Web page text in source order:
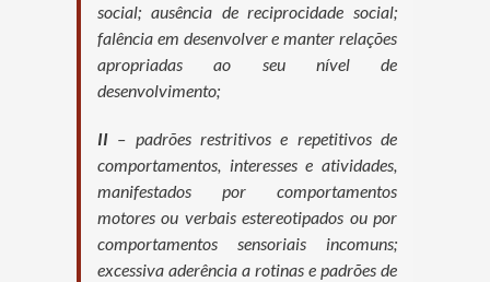
social; ausência de reciprocidade social;
falência em desenvolver e manter relações
apropriadas ao seu nível de
desenvolvimento;
II – padrões restritivos e repetitivos de
comportamentos, interesses e atividades,
manifestados por comportamentos
motores ou verbais estereotipados ou por
comportamentos sensoriais incomuns;
excessiva aderência a rotinas e padrões de